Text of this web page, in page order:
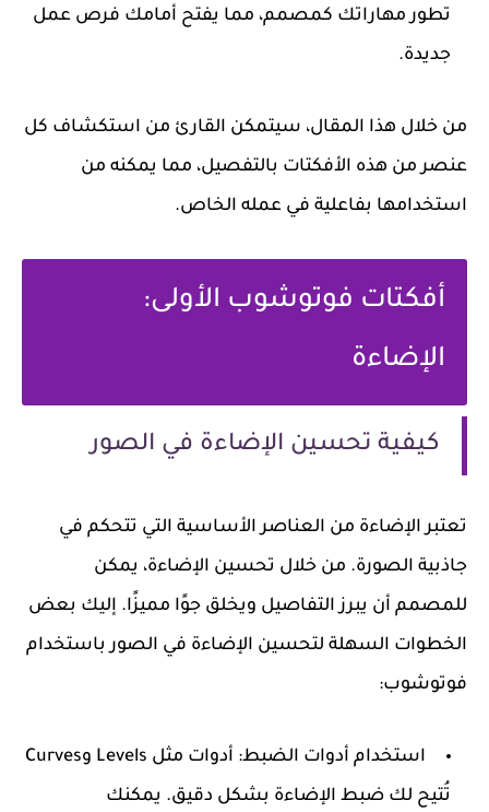
تطور مهاراتك كمصمم، مما يفتح أمامك فرص عمل
جديدة.
من خلال هذا المقال، سيتمكن القارئ من استكشاف كل
عنصر من هذه الأفكتات بالتفصيل، مما يمكنه من
استخدامها بفاعلية في عمله الخاص.
أفكتات فوتوشوب الأولى:
الإضاءة
كيفية تحسين الإضاءة في الصور
تعتبر الإضاءة من العناصر الأساسية التي تتحكم في
جاذبية الصورة. من خلال تحسين الإضاءة، يمكن
للمصمم أن يبرز التفاصيل ويخلق جوًا مميزًا. إليك بعض
الخطوات السهلة لتحسين الإضاءة في الصور باستخدام
فوتوشوب:
استخدام أدوات الضبط
: أدوات مثل Levels وCurves
تُتيح لك ضبط الإضاءة بشكل دقيق. يمكنك